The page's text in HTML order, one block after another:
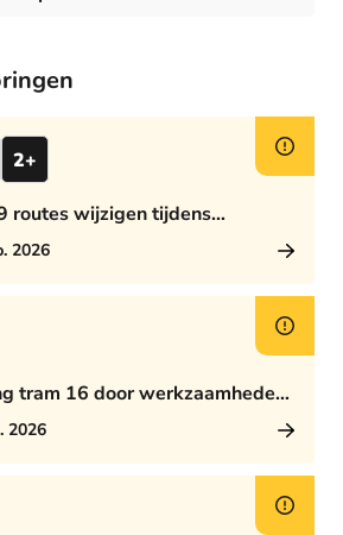
2+
routes wijzigen tijdens
2026
tram 16 door werkzaamheden
2026